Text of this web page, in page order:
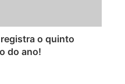
o quinto
do ano!